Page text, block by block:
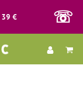
39 € ☏